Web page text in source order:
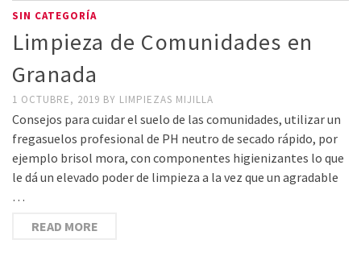
SIN CATEGORÍA
Limpieza de Comunidades en
Granada
1 OCTUBRE, 2019 BY LIMPIEZAS MIJILLA
Consejos para cuidar el suelo de las comunidades, utilizar un
fregasuelos profesional de PH neutro de secado rápido, por
ejemplo brisol mora, con componentes higienizantes lo que
le dá un elevado poder de limpieza a la vez que un agradable
…
READ MORE